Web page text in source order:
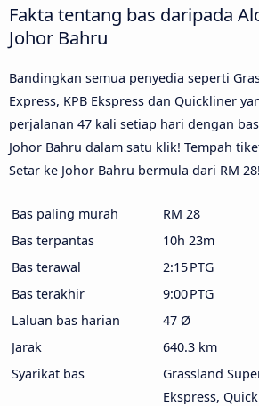
Fakta tentang bas daripada
Johor Bahru
Bandingkan semua penyedia seperti
Express, KPB Ekspress dan Quickliner
perjalanan 47 kali setiap hari dengan
Johor Bahru dalam satu klik! Tempah
Setar ke Johor Bahru bermula dari RM 28!
Bas paling murah
RM 28
Bas terpantas
10h 23m
Bas terawal
2:15 PTG
Bas terakhir
9:00 PTG
Laluan bas harian
47 Ø
Jarak
640.3 km
Syarikat bas
Grassland
Ekspress,